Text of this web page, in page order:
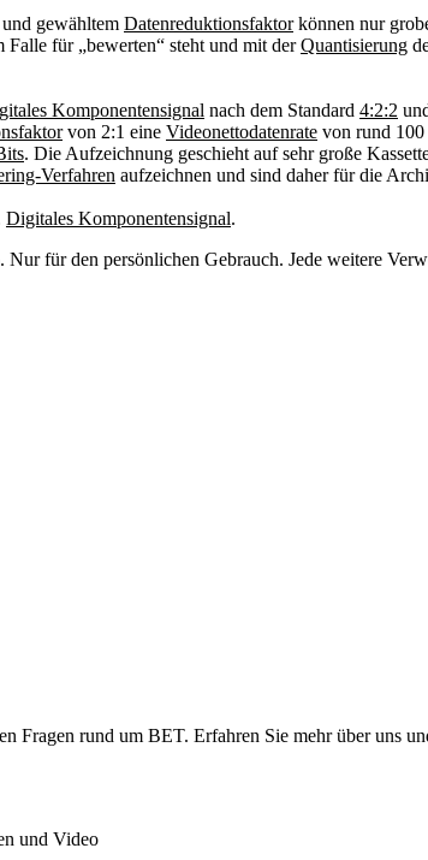
gewähltem Datenreduktionsfaktorkönnen nur
Falle für „bewerten“ steht und mit derQuantisierung
Komponentensignal nach dem Standard 4:2:2
von 2:1 eine Videonettodatenrate von rund 100
. Die Aufzeichnung geschieht auf sehr große
Verfahren aufzeichnen und sind daher für die
Digitales Komponentensignal.
für den persönlichen Gebrauch. Jede weitere
Fragen rund um BET. Erfahren Sie mehr über uns
und Video